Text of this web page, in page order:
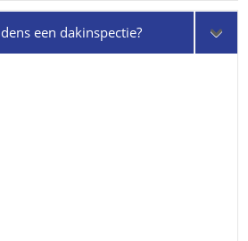
een dakinspectie?